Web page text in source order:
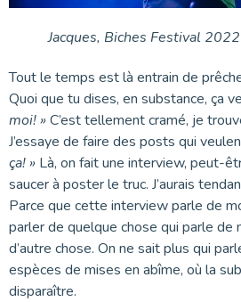
Jacques, Biches Festival
Tout le temps est là entrain de
Quoi que tu dises, en substance, ça
moi! »C’est tellement cramé, je
J’essaye de faire des posts qui
ça! » Là, on fait une interview, peut-
saucer à poster le truc. J’aurais
Parce que cette interview parle de
parler de quelque chose qui parle de
d’autre chose. On ne sait plus qui
espèces de mises en abîme, où la
disparaître.